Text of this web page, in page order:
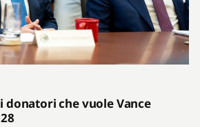
donatori che vuole Vance